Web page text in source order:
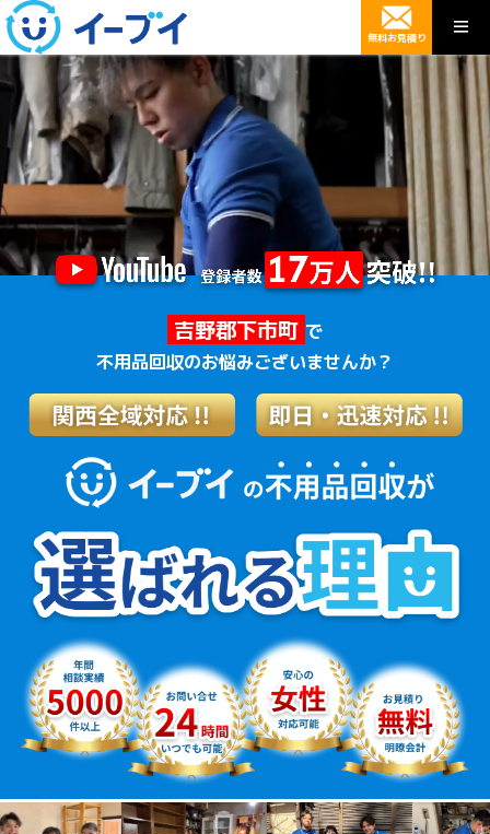
無料お見積り
吉野郡下市町 で
不用品回収のお悩みございませんか？